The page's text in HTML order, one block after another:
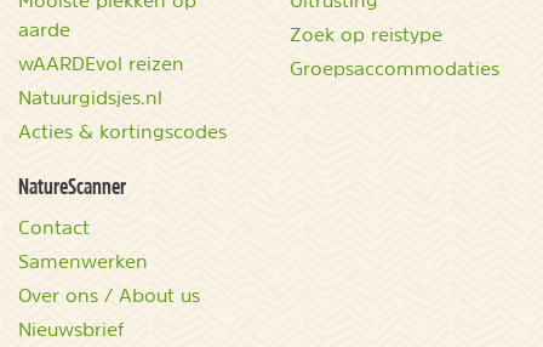
aarde
wAARDEvol reizen
Natuurgidsjes.nl
Acties & kortingscodes
Zoek op reistype
Groepsaccommodaties
NatureScanner
Contact
Samenwerken
Over ons / About us
Nieuwsbrief